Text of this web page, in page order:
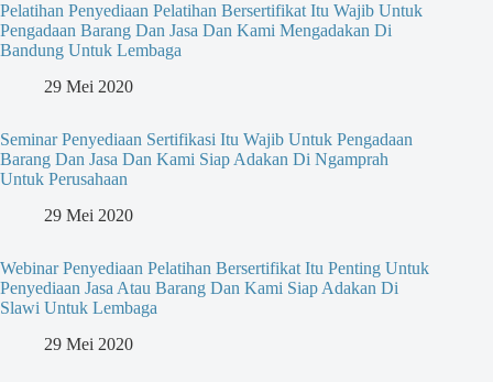
Pelatihan Penyediaan Pelatihan Bersertifikat Itu Wajib Untuk
Pengadaan Barang Dan Jasa Dan Kami Mengadakan Di
Bandung Untuk Lembaga
29 Mei 2020
Seminar Penyediaan Sertifikasi Itu Wajib Untuk Pengadaan
Barang Dan Jasa Dan Kami Siap Adakan Di Ngamprah
Untuk Perusahaan
29 Mei 2020
Webinar Penyediaan Pelatihan Bersertifikat Itu Penting Untuk
Penyediaan Jasa Atau Barang Dan Kami Siap Adakan Di
Slawi Untuk Lembaga
29 Mei 2020